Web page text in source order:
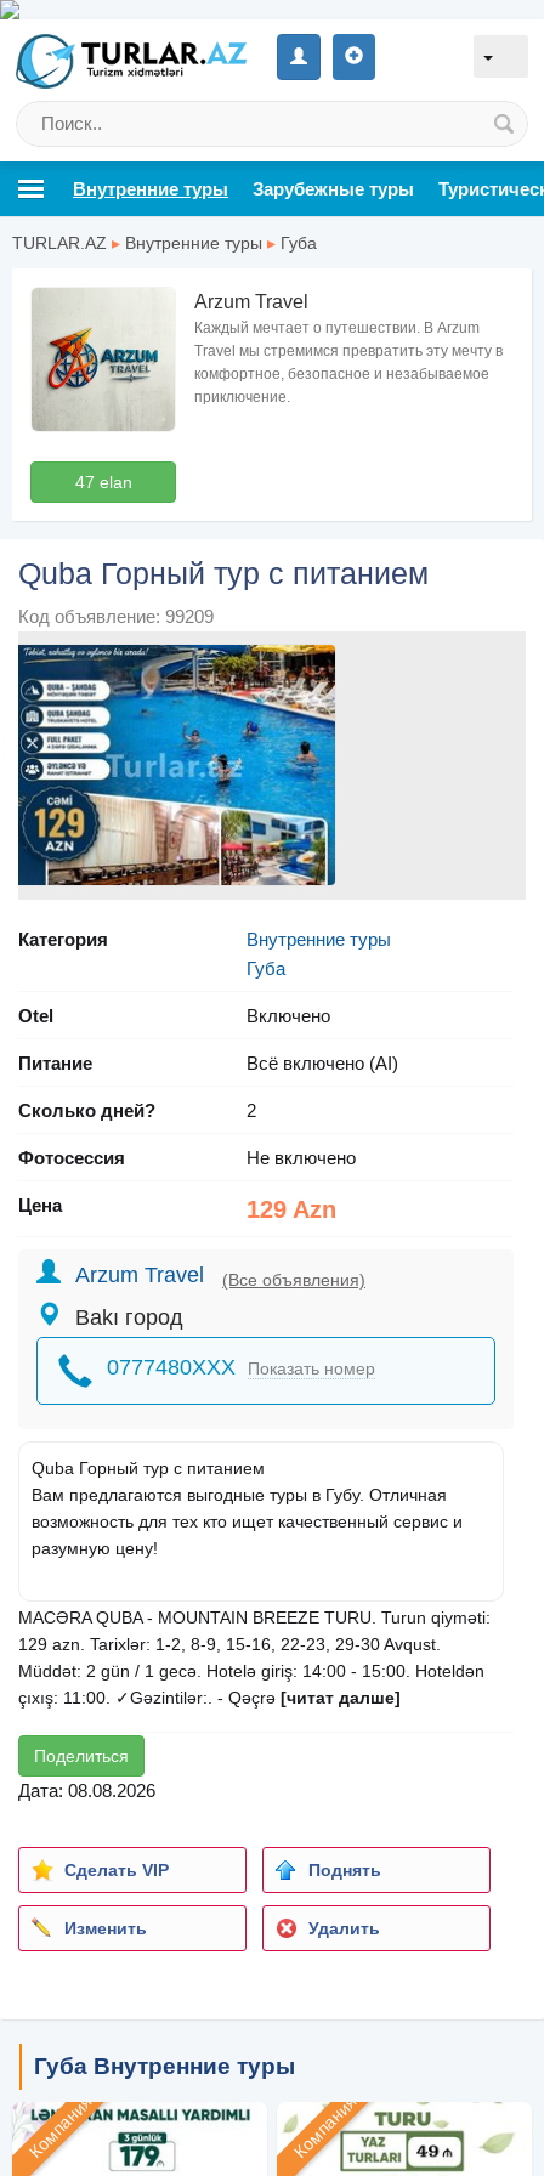
Внутренние туры Зарубежные туры
TURLAR.AZ ▸ Внутренние туры ▸ Губа
47 elan
Arzum Travel
Каждый мечтает о путешествии. В Arzum
Travel мы стремимся превратить эту мечту в
комфортное, безопасное и незабываемое
приключение.
Quba Горный тур с питанием
Код объявление: 99209
Категория
Внутренние туры
Губа
Otel Включено
Питание Всё включено (AI)
Сколько дней? 2
Фотосессия Не включено
Цена 129 Azn
Arzum Travel (Все объявления)
Bakı город
0777480XXX Показать номер
Quba Горный тур с питанием
Вам предлагаются выгодные туры в Губу. Отличная
возможность для тех кто ищет качественный сервис и
разумную цену!
MACƏRA QUBA - MOUNTAIN BREEZE TURU. Turun qiyməti:
129 azn. Tarixlər: 1-2, 8-9, 15-16, 22-23, 29-30 Avqust.
Müddət: 2 gün / 1 gecə. Hotelə giriş: 14:00 - 15:00. Hoteldən
çıxış: 11:00. ✓Gəzintilər:. - Qəçrə [читат далше]
Поделиться
Дата: 08.08.2026
Сделать VIP Поднять
Изменить Удалить
Губа Внутренние туры
Компания Компания